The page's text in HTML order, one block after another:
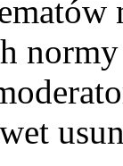
normy